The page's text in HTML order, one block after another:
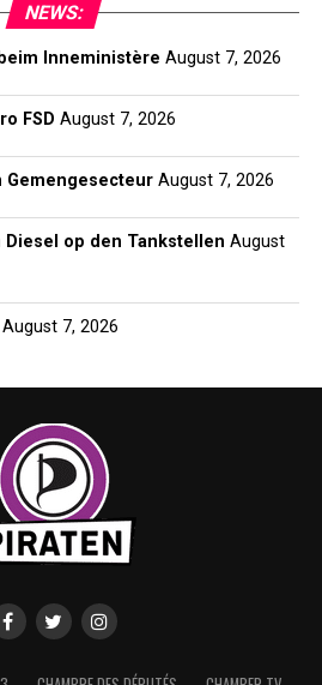
NEWS:
Inneministère August 7, 2026
FSD August 7, 2026
Gemengesecteur August 7, 2026
Diesel op den Tankstellen August
August 7, 2026